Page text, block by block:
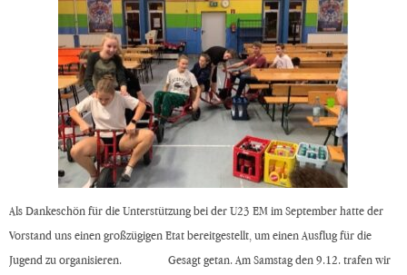
Als Dankeschön für die Unterstützung bei der U23 EM im September hatte der
Vorstand uns einen großzügigen Etat bereitgestellt, um einen Ausflug für die
Jugend zu organisieren. Gesagt getan. Am Samstag den 9.12. trafen wir